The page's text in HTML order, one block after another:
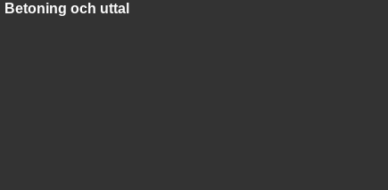
Betoning och uttal